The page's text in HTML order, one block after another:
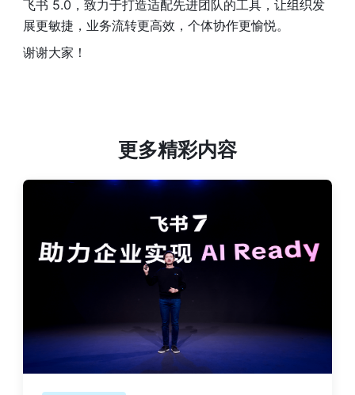
飞书 5.0，致力于打造适配先进团队的工具，让组织发
展更敏捷，业务流转更高效，个体协作更愉悦。
谢谢大家！
更多精彩内容